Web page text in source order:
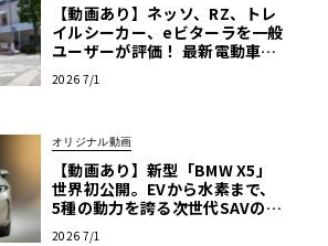
【動画あり】ネッソ、RZ、トレ
イルシーカー、eビターラを一般
ユーザーが評価！ 最新電動車体
ーズミート2026横浜】
2026 7/1
オリジナル動画
【動画あり】新型「BMW X5」
世界初公開。EVから水素まで、
5種の動力を誇る次世代SAVの実
2026 7/1